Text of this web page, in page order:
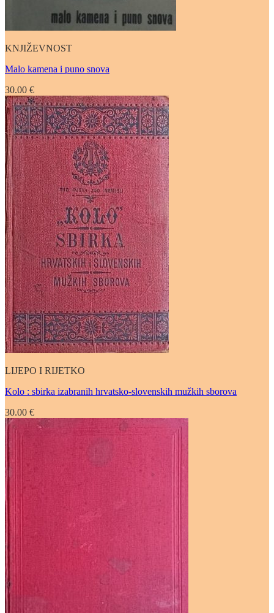
KNJIŽEVNOST
Malo kamena i puno snova
30.00 €
LIJEPO I RIJETKO
Kolo : sbirka izabranih hrvatsko-slovenskih mužkih sborova
30.00 €